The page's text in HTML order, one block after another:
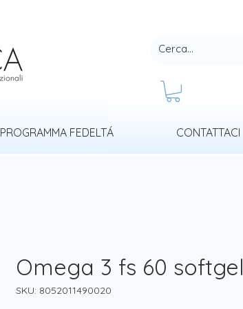
PROGRAMMA FEDELTÁ CONTATTACI
Omega 3 fs 60 softgel
SKU: 8052011490020